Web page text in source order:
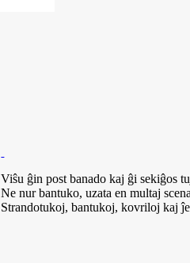
Viŝu ĝin post banado kaj ĝi sekiĝos
Ne nur bantuko, uzata en multaj
Strandotukoj, bantukoj, kovriloj kaj